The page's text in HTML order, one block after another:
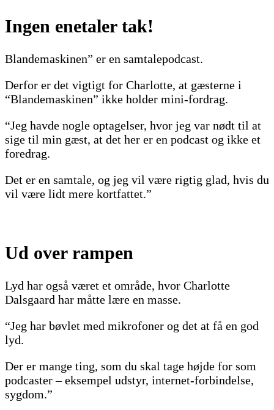
Ingen enetaler tak!
Blandemaskinen” er en samtalepodcast.
Derfor er det vigtigt for Charlotte, at gæsterne i
“Blandemaskinen” ikke holder mini-fordrag.
“Jeg havde nogle optagelser, hvor jeg var nødt til at
sige til min gæst, at det her er en podcast og ikke et
foredrag.
Det er en samtale, og jeg vil være rigtig glad, hvis du
vil være lidt mere kortfattet.”
Ud over rampen
Lyd har også været et område, hvor Charlotte
Dalsgaard har måtte lære en masse.
“Jeg har bøvlet med mikrofoner og det at få en god
lyd.
Der er mange ting, som du skal tage højde for som
podcaster – eksempel udstyr, internet-forbindelse,
sygdom.”